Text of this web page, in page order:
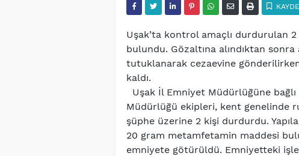
Uşak’ta kontrol amaçlı durdurulan
bulundu. Gözaltına alındıktan sonra
tutuklanarak cezaevine
kaldı.
Uşak İl Emniyet Müdürlüğüne
Müdürlüğü ekipleri, kent genelinde
şüphe üzerine 2 kişi durdurdu.
20 gram metamfetamin maddesi
emniyete götürüldü. Emniyetteki